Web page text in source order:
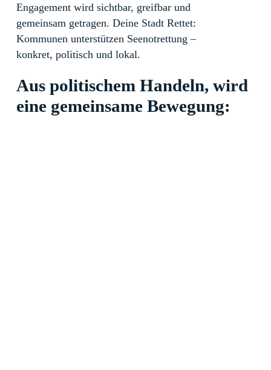
Engagement wird sichtbar, greifbar und
gemeinsam getragen. Deine Stadt Rettet:
Kommunen unterstützen Seenotrettung –
konkret, politisch und lokal.
Aus politischem Handeln, wird
eine gemeinsame Bewegung: